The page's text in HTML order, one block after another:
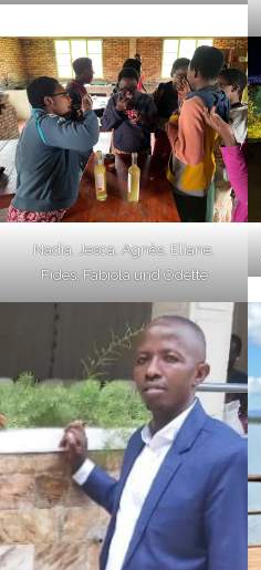
Nadia, Jesca, Agnès, Eliane,
Fides, Fabiola und Odette